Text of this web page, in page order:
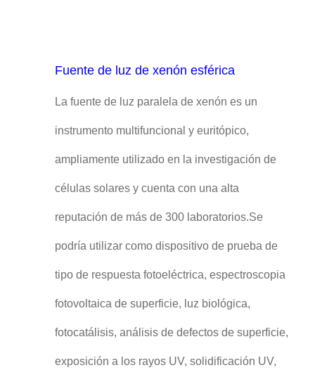
Fuente de luz de xenón esférica
La fuente de luz paralela de xenón es un
instrumento multifuncional y euritópico,
ampliamente utilizado en la investigación de
células solares y cuenta con una alta
reputación de más de 300 laboratorios.Se
podría utilizar como dispositivo de prueba de
tipo de respuesta fotoeléctrica, espectroscopia
fotovoltaica de superficie, luz biológica,
fotocatálisis, análisis de defectos de superficie,
exposición a los rayos UV, solidificación UV,